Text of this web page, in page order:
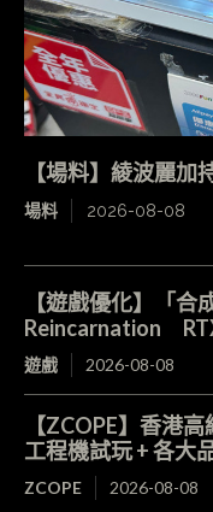
【場料】綾波麗加
場料 2026-08-08
【遊戲優化】「
Reincarnation
遊戲 2026-08-08
【ZCOPE】香港
工程機試玩 + 各大
ZCOPE 2026-08-08